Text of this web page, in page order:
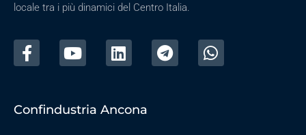
locale tra i più dinamici del Centro Italia.
Confindustria Ancona